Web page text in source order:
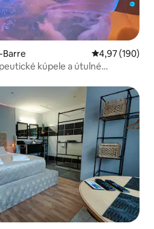
Barre Priemerné
4,97 (190)
kúpele a útulné